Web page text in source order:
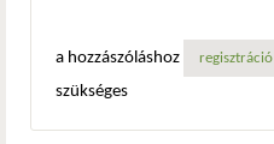
a hozzászóláshoz regisztráció
szükséges